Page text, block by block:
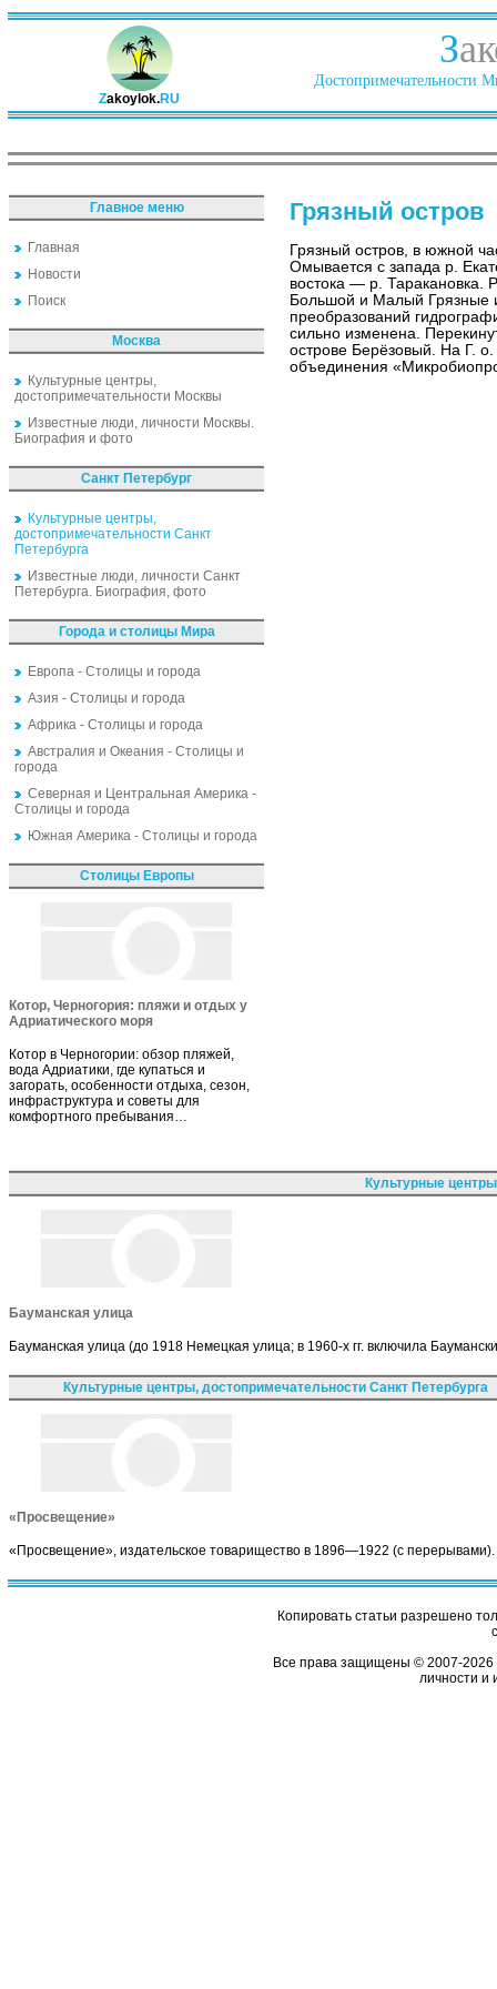
Zakoylok.RU
З
Достопримечательности
Главное меню
Главная
Новости
Поиск
Москва
Культурные центры,
достопримечательности Москвы
Известные люди, личности Москвы.
Биография и фото
Санкт Петербург
Культурные центры,
достопримечательности Санкт
Петербурга
Известные люди, личности Санкт
Петербурга. Биография, фото
Города и столицы Мира
Европа - Столицы и города
Азия - Столицы и города
Африка - Столицы и города
Австралия и Океания - Столицы и
города
Северная и Центральная Америка -
Столицы и города
Южная Америка - Столицы и города
Столицы Европы
Котор, Черногория: пляжи и отдых у
Адриатического моря
Котор в Черногории: обзор пляжей,
вода Адриатики, где купаться и
загорать, особенности отдыха, сезон,
инфраструктура и советы для
комфортного пребывания…
Грязный остров
Грязный остров, в южной
Омывается с запада р.
востока — р. Таракановка.
Большой и Малый Грязные
преобразований
сильно изменена.
острове Берёзовый. На Г.
объединения
Культурные
Бауманская улица
Бауманская улица (до 1918 Немецкая улица; в 1960-х гг. включила
Культурные центры, достопримечательности Санкт Петербурга
«Просвещение»
«Просвещение», издательское товарищество в 1896—1922 (с перерывами).
Копировать статьи разрешено
Все права защищены © 2007-2026
личности и